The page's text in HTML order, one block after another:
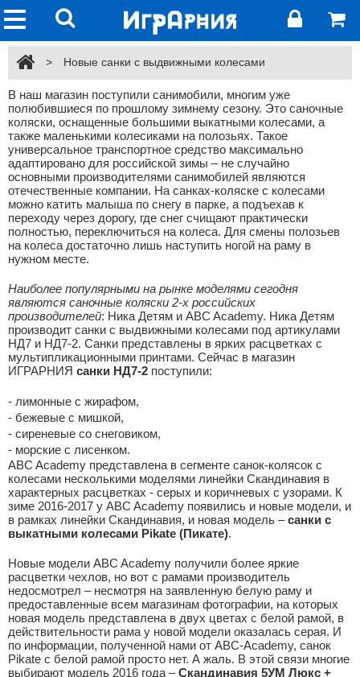
> Новые санки с выдвижными колесами
В наш магазин поступили санимобили, многим уже
полюбившиеся по прошлому зимнему сезону. Это саночные
коляски, оснащенные большими выкатными колесами, а
также маленькими колесиками на полозьях. Такое
универсальное транспортное средство максимально
адаптировано для российской зимы – не случайно
основными производителями санимобилей являются
отечественные компании. На санках-коляске с колесами
можно катить малыша по снегу в парке, а подъехав к
переходу через дорогу, где снег счищают практически
полностью, переключиться на колеса. Для смены полозьев
на колеса достаточно лишь наступить ногой на раму в
нужном месте.
Наиболее популярными на рынке моделями сегодня
являются саночные коляски 2-х российских
производителей: Ника Детям и ABC Academy. Ника Детям
производит санки с выдвижными колесами под артикулами
НД7 и НД7-2. Санки представлены в ярких расцветках с
мультипликационными принтами. Сейчас в магазин
ИГРАРНИЯ санки НД7-2поступили:
- лимонные с жирафом,
- бежевые с мишкой,
- сиреневые со снеговиком,
- морские с лисенком.
ABC Academy представлена в сегменте санок-колясок с
колесами несколькими моделями линейки Скандинавия в
характерных расцветках - серых и коричневых с узорами. К
зиме 2016-2017 у ABC Academy появились и новые модели, и
в рамках линейки Скандинавия, и новая модель –санки с
выкатными колесами Pikate (Пикате).
Новые модели ABC Academy получили более яркие
расцветки чехлов, но вот с рамами производитель
недосмотрел – несмотря на заявленную белую раму и
предоставленные всем магазинам фотографии, на которых
новая модель представлена в двух цветах с белой рамой, в
действительности рама у новой модели оказалась серая. И
по информации, полученной нами от ABC-Academy, санок
Pikate с белой рамой просто нет. А жаль. В этой связи многие
выбирают модель 2016 года –Скандинавия 5УМ Люкс +